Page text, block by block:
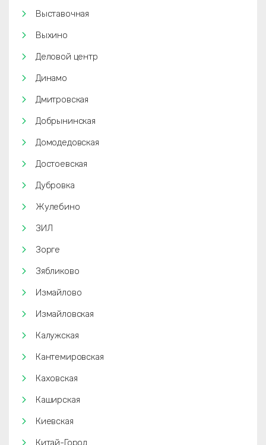
Выставочная
Выхино
Деловой центр
Динамо
Дмитровская
Добрынинская
Домодедовская
Достоевская
Дубровка
Жулебино
ЗИЛ
Зорге
Зябликово
Измайлово
Измайловская
Калужская
Кантемировская
Каховская
Каширская
Киевская
Китай-Город